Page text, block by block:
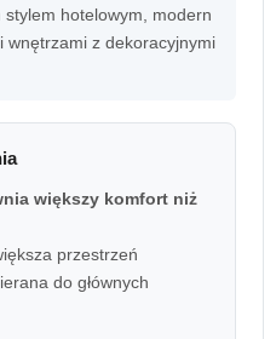
hotelowym, modern
wnętrzami z dekoracyjnymi
większy komfort niż
przestrzeń
do głównych